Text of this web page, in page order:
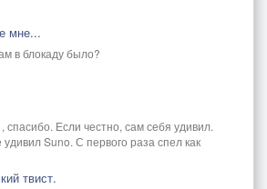
мне...
в блокаду было?
спасибо. Если честно, сам себя удивил.
Suno. С первого раза спел как
твист.